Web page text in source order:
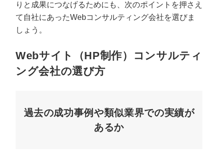
りと成果につなげるためにも、次のポイントを押さえ
て自社にあったWebコンサルティング会社を選びま
しょう。
Webサイト（HP制作）コンサルティ
ング会社の選び方
過去の成功事例や類似業界での実績が
あるか